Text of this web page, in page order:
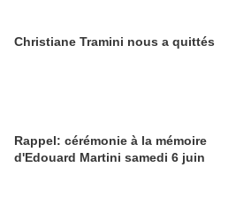
Christiane Tramini nous a quittés
Rappel: cérémonie à la mémoire
d'Edouard Martini samedi 6 juin